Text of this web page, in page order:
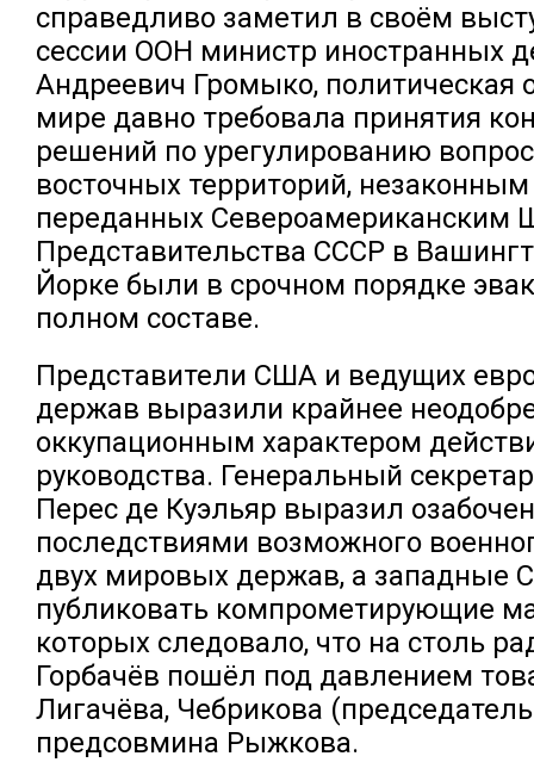
справедливо заметил в своём
сессии ООН министр иностранных
Андреевич Громыко, политическая
мире давно требовала принятия
решений по урегулированию
восточных территорий,
переданных Североамериканским
Представительства СССР в
Йорке были в срочном порядке
полном составе.
Представители США и ведущих
держав выразили крайнее
оккупационным характером
руководства. Генеральный
Перес де Куэльяр выразил
последствиями возможного
двух мировых держав, а западные
публиковать компрометирующие
которых следовало, что на столь
Горбачёв пошёл под давлением
Лигачёва, Чебрикова
предсовмина Рыжкова.